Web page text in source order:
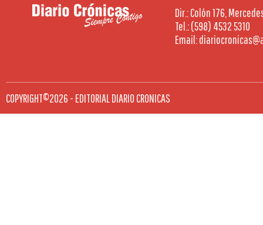
Dir.: Colón 176,
Tel.: (598) 4532 5310
Email:
COPYRIGHT©2026 - EDITORIAL DIARIO CRONICAS